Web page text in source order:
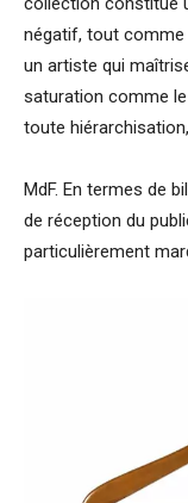
négatif, tout
un artiste qui
saturation comme le
toute
MdF. En termes de
de réception du
particulièrement